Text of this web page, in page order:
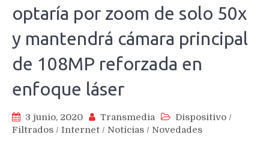
optaría por zoom de solo 50x
y mantendrá cámara principal
de 108MP reforzada en
enfoque láser
3 junio, 2020 Transmedia Dispositivo /
Filtrados / Internet / Noticias / Novedades